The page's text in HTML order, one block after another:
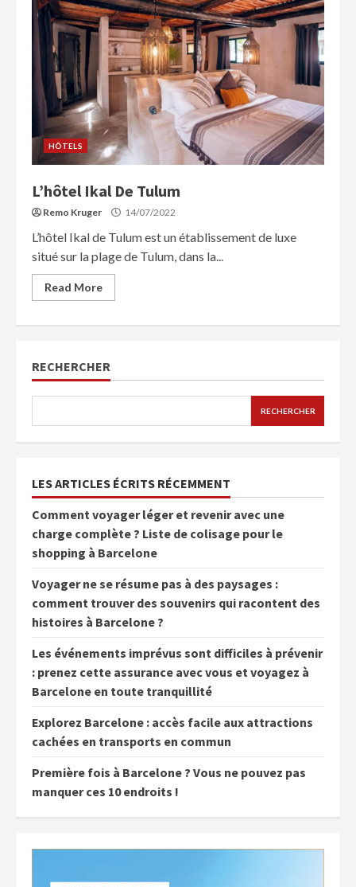
HÔTELS
L’hôtel Ikal De Tulum
Remo Kruger 14/07/2022
L’hôtel Ikal de Tulum est un établissement de luxe
situé sur la plage de Tulum, dans la...
Read More
RECHERCHER
RECHERCHER
LES ARTICLES ÉCRITS RÉCEMMENT
Comment voyager léger et revenir avec une
charge complète ? Liste de colisage pour le
shopping à Barcelone
Voyager ne se résume pas à des paysages :
comment trouver des souvenirs qui racontent des
histoires à Barcelone ?
Les événements imprévus sont difficiles à prévenir
: prenez cette assurance avec vous et voyagez à
Barcelone en toute tranquillité
Explorez Barcelone : accès facile aux attractions
cachées en transports en commun
Première fois à Barcelone ? Vous ne pouvez pas
manquer ces 10 endroits !